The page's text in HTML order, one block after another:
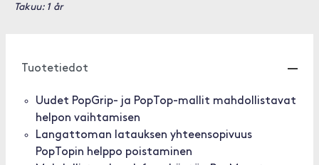
Takuu: 1 år
Tuotetiedot
Uudet PopGrip- ja PopTop-mallit mahdollistavat
helpon vaihtamisen
Langattoman latauksen yhteensopivuus
PopTopin helppo poistaminen